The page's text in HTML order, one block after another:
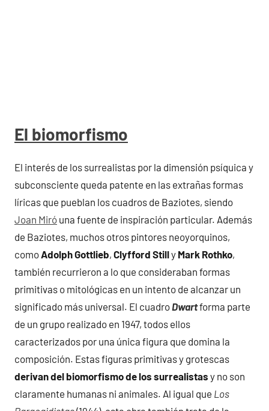
El biomorfismo
El interés de los surrealistas por la dimensión psíquica y
subconsciente queda patente en las extrañas formas
líricas que pueblan los cuadros de Baziotes, siendo
Joan Miró una fuente de inspiración particular. Además
de Baziotes, muchos otros pintores neoyorquinos,
como Adolph Gottlieb, Clyfford Stilly Mark Rothko,
también recurrieron a lo que consideraban formas
primitivas o mitológicas en un intento de alcanzar un
significado más universal. El cuadro Dwartforma parte
de un grupo realizado en 1947, todos ellos
caracterizados por una única figura que domina la
composición. Estas figuras primitivas y grotescas
derivan del biomorfismo de los surrealistas y no son
claramente humanas ni animales. Al igual que Los